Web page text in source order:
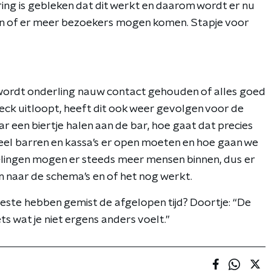
is gebleken dat dit werkt en daarom wordt er nu
of er meer bezoekers mogen komen. Stapje voor
onderling nauw contact gehouden of alles goed
uitloopt, heeft dit ook weer gevolgen voor de
een biertje halen aan de bar, hoe gaat dat precies
barren en kassa’s er open moeten en hoe gaan we
mogen er steeds meer mensen binnen, dus er
de schema’s en of het nog werkt.
hebben gemist de afgelopen tijd? Doortje: “De
wat je niet ergens anders voelt.”